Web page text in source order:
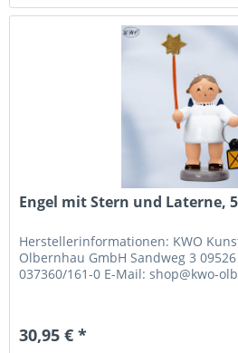
Engel mit Stern und Laterne,
Herstellerinformationen: KWO
Olbernhau GmbH Sandweg 3
037360/161-0 E-Mail: shop@kwo-
30,95 € *